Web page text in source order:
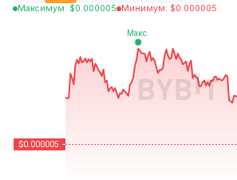
Максимум: $0.000005 Минимум: $0.000005